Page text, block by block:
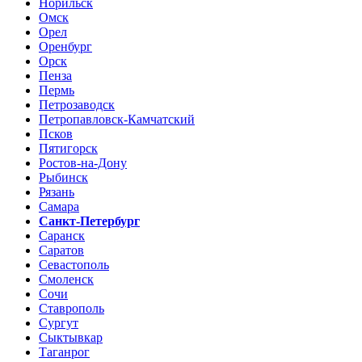
Омск
Орел
Оренбург
Орск
Пенза
Пермь
Петрозаводск
Петропавловск-Камчатский
Псков
Пятигорск
Ростов-на-Дону
Рыбинск
Рязань
Самара
Санкт-Петербург
Саранск
Саратов
Севастополь
Смоленск
Сочи
Ставрополь
Сургут
Сыктывкар
Таганрог